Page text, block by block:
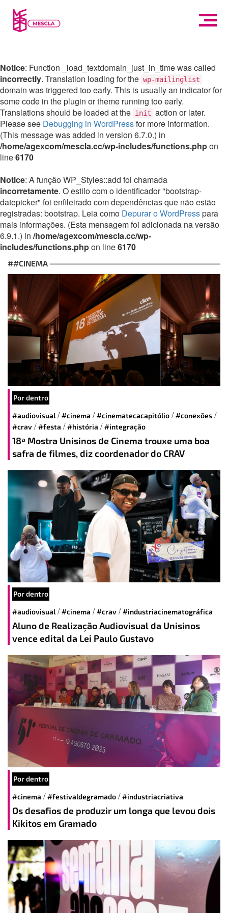
Notice: Function _load_textdomain_just_in_time was called
incorrectly. Translation loading for the wp-mailinglist
domain was triggered too early. This is usually an indicator for
some code in the plugin or theme running too early.
Translations should be loaded at the init action or later.
Please see Debugging in WordPressfor more information.
(This message was added in version 6.7.0.) in
/home/agexcom/mescla.cc/wp-includes/functions.phpon
line6170
Notice: A função WP_Styles::add foi chamada
incorretamente. O estilo com o identificador "bootstrap-
datepicker" foi enfileirado com dependências que não estão
registradas: bootstrap. Leia como Depurar o WordPresspara
mais informações. (Esta mensagem foi adicionada na versão
6.9.1.) in /home/agexcom/mescla.cc/wp-
includes/functions.phpon line6170
##CINEMA
Por dentro
#audiovisual/#cinema /#cinematecacapitólio /#conexões /
#crav /#festa /#história /#integração
18ª Mostra Unisinos de Cinema trouxe uma boa
safra de filmes, diz coordenador do CRAV
Por dentro
#audiovisual/#cinema /#crav /#industriacinematográfica
Aluno de Realização Audiovisual da Unisinos
vence edital da Lei Paulo Gustavo
Por dentro
#cinema /#festivaldegramado /#industriacriativa
Os desafios de produzir um longa que levou dois
Kikitos em Gramado